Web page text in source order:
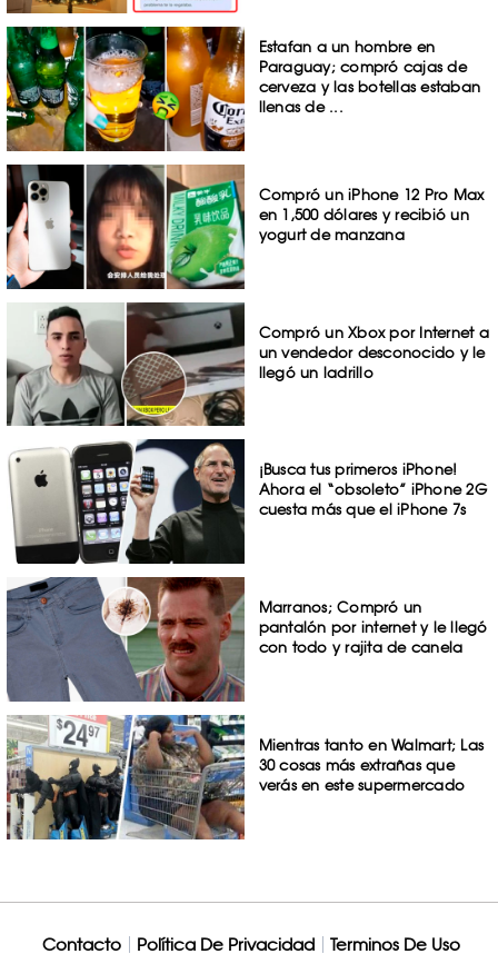
Estafan a un hombre en
Paraguay; compró cajas de
cerveza y las botellas estaban
llenas de ...
Compró un iPhone 12 Pro Max
en 1,500 dólares y recibió un
yogurt de manzana
Compró un Xbox por Internet a
un vendedor desconocido y le
llegó un ladrillo
¡Busca tus primeros iPhone!
Ahora el “obsoleto” iPhone 2G
cuesta más que el iPhone 7s
Marranos; Compró un
pantalón por internet y le llegó
con todo y rajita de canela
Mientras tanto en Walmart; Las
30 cosas más extrañas que
verás en este supermercado
Contacto Política De Privacidad Terminos De Uso